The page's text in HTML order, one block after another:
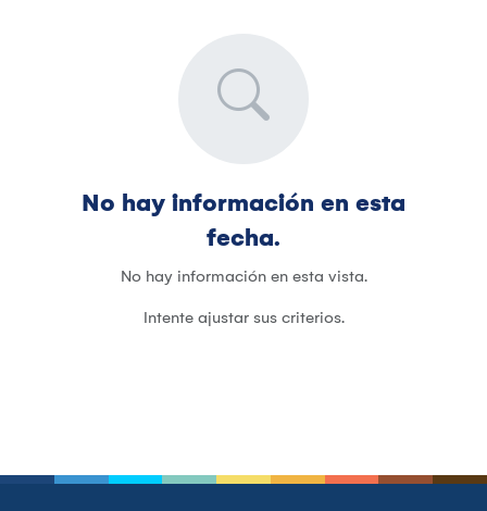
No hay información en esta
fecha.
No hay información en esta vista.
Intente ajustar sus criterios.